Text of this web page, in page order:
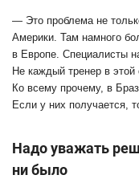
— Это проблема не
Америки. Там намного
в Европе. Специалисты
Не каждый тренер в этой
Ко всему прочему, в
Если у них получается,
Надо уважать
ни было